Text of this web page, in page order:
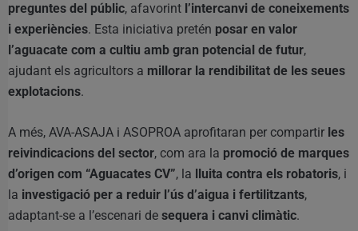
preguntes del públic, afavorint l’intercanvi de coneixements
i experiències. Esta iniciativa pretén posar en valor
l’aguacate com a cultiu amb gran potencial de futur,
ajudant els agricultors a millorar la rendibilitat de les seues
explotacions.
A més, AVA-ASAJA i ASOPROA aprofitaran per compartir les
reivindicacions del sector, com ara la promoció de marques
d’origen com “Aguacates CV”, la lluita contra els robatoris, i
la investigació per a reduir l’ús d’aigua i fertilitzants,
adaptant-se a l’escenari de sequera i canvi climàtic.